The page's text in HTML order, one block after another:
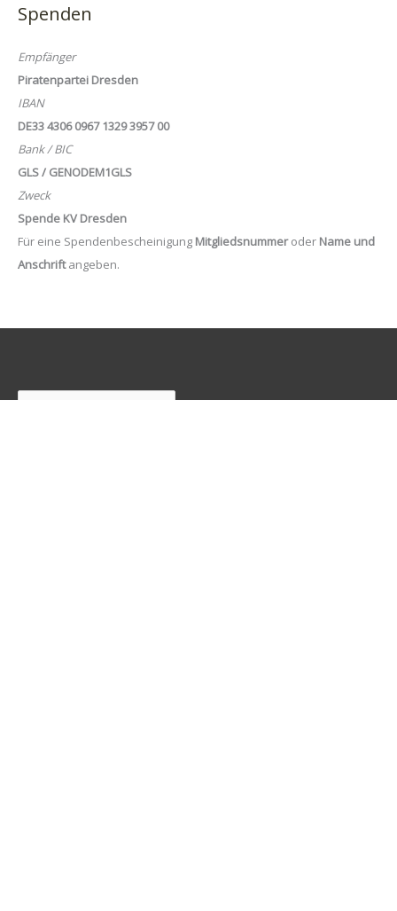
Spenden
Empfänger
Piratenpartei Dresden
IBAN
DE33 4306 0967 1329 3957 00
Bank / BIC
GLS / GENODEM1GLS
Zweck
Spende KV Dresden
Für eine Spendenbescheinigung Mitgliedsnummeroder Name und
Anschriftangeben.
Suchen